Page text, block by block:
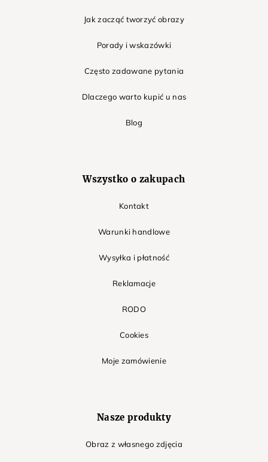
Jak zacząć tworzyć obrazy
Porady i wskazówki
Często zadawane pytania
Dlaczego warto kupić u nas
Blog
Wszystko o zakupach
Kontakt
Warunki handlowe
Wysyłka i płatność
Reklamacje
RODO
Cookies
Moje zamówienie
Nasze produkty
Obraz z własnego zdjęcia